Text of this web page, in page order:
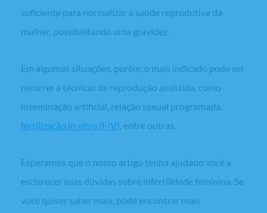
suficiente para normalizar a saúde reprodutiva da
mulher, possibilitando uma gravidez.
Em algumas situações, porém, o mais indicado pode ser
recorrer a técnicas de reprodução assistida, como
inseminação artificial, relação sexual programada,
fertilização in vitro (FIV), entre outras.
Esperamos que o nosso artigo tenha ajudado você a
esclarecer suas dúvidas sobre infertilidade feminina. Se
você quiser saber mais, pode encontrar mais